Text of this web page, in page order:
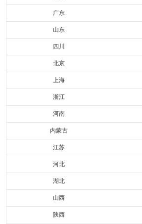
广东
山东
四川
北京
上海
浙江
河南
内蒙古
江苏
河北
湖北
山西
陕西